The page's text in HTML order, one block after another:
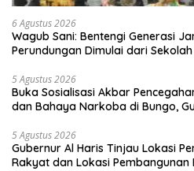
6 Agustus 2026
Wagub Sani: Bentengi Generasi
Perundungan Dimulai dari Sekolah
5 Agustus 2026
Buka Sosialisasi Akbar
dan Bahaya Narkoba di Bungo,
tangan”
5 Agustus 2026
Gubernur Al Haris Tinjau Lokasi
Rakyat dan Lokasi Pembangunan